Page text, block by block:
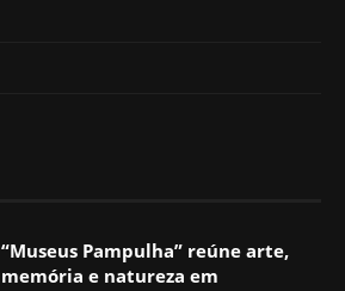
“Museus Pampulha” reúne arte,
memória e natureza em